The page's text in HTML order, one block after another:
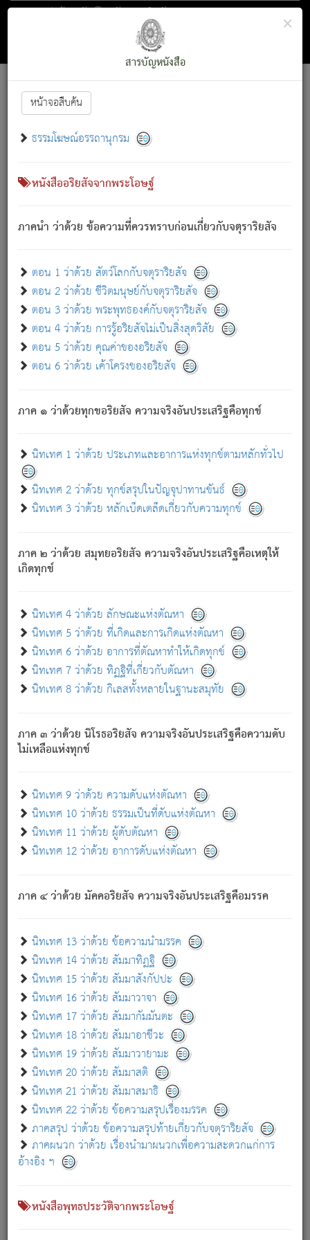
ตอน 1 ว่าด้วย สัตว์โลกกับจตุราริยสัจ
สารบัญ×
สารบัญหนังสือ
หน้าจอสืบค้น
ธรรมโฆษณ์อรรถานุกรม
หนังสืออริยสัจจากพระโอษฐ์
ภาคนำ ว่าด้วย ข้อความที่ควรทราบก่อนเกี่ยวกับจตุราริยสัจ
ตอน 1 ว่าด้วย สัตว์โลกกับจตุราริยสัจ
ตอน 2 ว่าด้วย ชีวิตมนุษย์กับจตุราริยสัจ
ตอน 3 ว่าด้วย พระพุทธองค์กับจตุราริยสัจ
ตอน 4 ว่าด้วย การรู้อริยสัจไม่เป็นสิ่งสุดวิสัย
ตอน 5 ว่าด้วย คุณค่าของอริยสัจ
ตอน 6 ว่าด้วย เค้าโครงของอริยสัจ
ภาค ๑ ว่าด้วยทุกขอริยสัจ ความจริงอันประเสริฐคือทุกข์
นิทเทศ 1 ว่าด้วย ประเภทและอาการแห่งทุกข์ตามหลักทั่วไป
นิทเทศ 2 ว่าด้วย ทุกข์สรุปในปัญจุปาทานขันธ์
นิทเทศ 3 ว่าด้วย หลักเบ็ดเตล็ดเกี่ยวกับความทุกข์
ภาค ๒ ว่าด้วย สมุทยอริยสัจ ความจริงอันประเสริฐคือเหตุให้
เกิดทุกข์
นิทเทศ 4 ว่าด้วย ลักษณะแห่งตัณหา
นิทเทศ 5 ว่าด้วย ที่เกิดและการเกิดแห่งตัณหา
นิทเทศ 6 ว่าด้วย อาการที่ตัณหาทำให้เกิดทุกข์
นิทเทศ 7 ว่าด้วย ทิฏฐิที่เกี่ยวกับตัณหา
นิทเทศ 8 ว่าด้วย กิเลสทั้งหลายในฐานะสมุทัย
ภาค ๓ ว่าด้วย นิโรธอริยสัจ ความจริงอันประเสริฐคือความดับ
ไม่เหลือแห่งทุกข์
นิทเทศ 9 ว่าด้วย ความดับแห่งตัณหา
นิทเทศ 10 ว่าด้วย ธรรมเป็นที่ดับแห่งตัณหา
นิทเทศ 11 ว่าด้วย ผู้ดับตัณหา
นิทเทศ 12 ว่าด้วย อาการดับแห่งตัณหา
ภาค ๔ ว่าด้วย มัคคอริยสัจ ความจริงอันประเสริฐคือมรรค
นิทเทศ 13 ว่าด้วย ข้อความนำมรรค
นิทเทศ 14 ว่าด้วย สัมมาทิฏฐิ
นิทเทศ 15 ว่าด้วย สัมมาสังกัปปะ
นิทเทศ 16 ว่าด้วย สัมมาวาจา
นิทเทศ 17 ว่าด้วย สัมมากัมมันตะ
นิทเทศ 18 ว่าด้วย สัมมาอาชีวะ
นิทเทศ 19 ว่าด้วย สัมมาวายามะ
นิทเทศ 20 ว่าด้วย สัมมาสติ
นิทเทศ 21 ว่าด้วย สัมมาสมาธิ
นิทเทศ 22 ว่าด้วย ข้อความสรุปเรื่องมรรค
ภาคสรุป ว่าด้วย ข้อความสรุปท้ายเกี่ยวกับจตุราริยสัจ
ภาคผนวก ว่าด้วย เรื่องนำมาผนวกเพื่อความสะดวกแก่การ
อ้างอิง ฯ
หนังสือพุทธประวัติจากพระโอษฐ์
Font :15 ]||
สัตว์โลกนี้ เกิดความเดือดร้อนแล้ว มีผัสสะบังหน้า
เขาสำคัญสิ่งใด โดยความเป็นประการใด แต่สิ่งนั้นย่อมเป็น
(ตามที่เป็นจริง) โดยประการอื่นจากที่เขาสำคัญนั้น
สัตว์โลกติดข้องอยู่ในภพ ถูกภพบังหน้าแล้ว มีภพโดยความ
เป็นอย่างอื่น (จากที่มันเป็นอยู่จริง) จึงได้เพลิดเพลินยิ่งนักในภพ
เขาเพลิดเพลินยิ่งนักในสิ่งใด สิ่งนั้นเป็นภัย (ที่เขาไม่รู้จัก)
เขากลัวต่อสิ่งใดสิ่งนั้นเป็นทุกข์
พรหมจรรย์นี้ อันบุคคลย่อมประพฤติ ก็เพื่อการละขาดซึ่ง
ภพ.
สมณะหรือพราหมณ์เหล่าใด กล่าวความหลุดพ้นจากภพว่า
มีได้เพราะภพ เรากล่าวว่า สมณะหรือพราหมณ์ทั้งปวงนั้น
มิใช่ผู้หลดพ้นจากภพ.
ภพ ว่ามีได้เพราะวิภพ[2]: เรากล่าวว่า สมณะหรือพราหมณ์ทั้ง
ปวงนั้น ก็ยังสลัดภพออกไปไม่ได้.
ก็ทุกข์นี้มีขึ้น เพราะอาศัยซึ่งอุปธิทั้งปวง.
เพราะความสิ้นไปแห่งอุปาทานทั้งปวง ความเกิดขึ้นแห่ง
ทุกข์จึงไม่มี.
ท่านจงดูโลกนี้เถิด (จะเห็นว่า) สัตว์ทั้งหลายอันอวิชาหนา
แน่นบังหนาแล้ว; และว่า สัตว์ผู้ยินดีในภพอันเป็นแล้วนั้น ย่อม
อันเป็นไปในที่หรือเวลาทั้งปวง[3]เพื่อความมีแห่งประโยชน์โดย
ประการทั้งปวง; ภพทั้งหลายทั้งหมดนั้น ไม่เที่ยง เป็นทุกข์ มี
ความแปรปรวนเป็นธรรมดา.
อย่างนี้อยู่; เขาย่อมละภวตัณหาได้ และไม่เพลิดเพลินวิภวตัณหา
ด้วย.
ความดับเพราะความสำรอกไม่เหลือ (แห่งภพทั้งหลาย)
เพราะความสิ้นไปแห่งตัณหาโดยประการทั้งปวง นั้นคือ
นิพพาน.
ภพใหม่ย่อมไม่มีแก่ภิกษุนั้น ผู้ดับเย็นสนิทแล้ว เพราะไม่มี
ภิกษุนั้น เป็นผู้ครอบงำมารได้แล้ว ชนะสงครามแล้ว ก้าวล่วง
ภพทั้งหลายทั้งปวงได้แล้ว เป็นผู้คงที่ (คือไม่เปลี่ยนแปลงอีกต่อ
- อุ.ขุ. ๒๕/๑๒๑/๘๔.
(ข้อความนี้ เป็นพระพุทธอุทานที่ทรงเปล่งออก ที่โคนต้นโพธิ์
เป็นที่ตรัสรู้ เมื่อตรัสรู้แล้วได้ 7 วัน)
เกี่ยวกับธรรมโฆษณ์ออนไลน์ (Disclaimer)
แม้ระบบ "ธรรมโฆษณ์ออนไลน์" พยายามปรับปรุงข้อมูลให้ถูกต้องมากที่สุด
ผู้ศึกษาก็พึงตรวจสอบกับตัวเล่มหนังสือต้นฉบับ ที่มีการพิมพ์ครั้งล่าสุด
ก่อนนำข้อมูลไปใช้ในการอ้างอิง"
เกี่ยวกับอัตถจารี|เกี่ยวกับการพัฒนา|แจ้งข้อผิดพลาด / แนะนำ
หนังสือที่เกี่ยวข้อง